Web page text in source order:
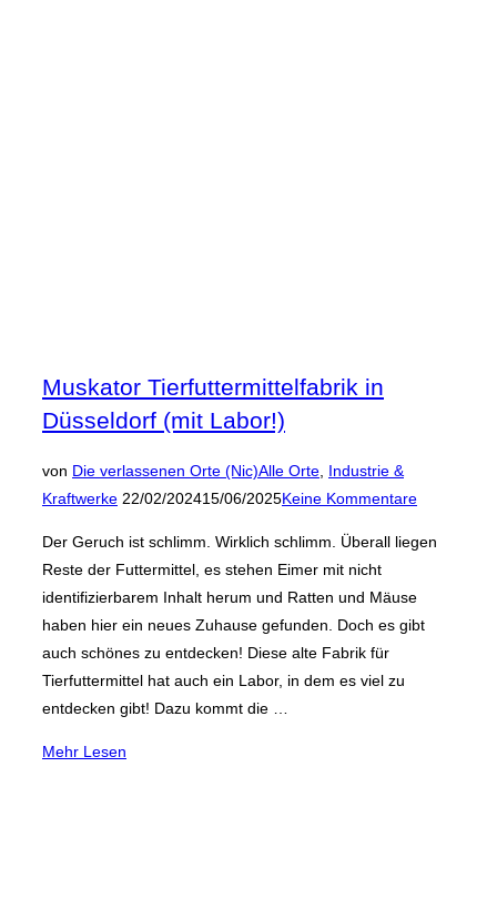
Muskator Tierfuttermittelfabrik in
Düsseldorf (mit Labor!)
von Die verlassenen Orte (Nic)Alle Orte Industrie &
KraftwerkeVeröffentlicht
22/02/202415/06/2025Keine Kommentare
Der Geruch ist schlimm. Wirklich schlimm. Überall liegen
Reste der Futtermittel, es stehen Eimer mit nicht
identifizierbarem Inhalt herum und Ratten und Mäuse
haben hier ein neues Zuhause gefunden. Doch es gibt
auch schönes zu entdecken! Diese alte Fabrik für
Tierfuttermittel hat auch ein Labor, in dem es viel zu
entdecken gibt! Dazu kommt die …
Mehr über
Lesen